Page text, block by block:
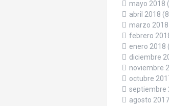
mayo 2018
abril 2018
marzo 2018
febrero
enero 2018
diciembre
noviembre
octubre
septiembre
agosto 2017